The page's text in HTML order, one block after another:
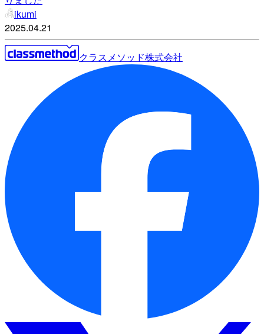
ikumi
2025.04.21
クラスメソッド株式会社